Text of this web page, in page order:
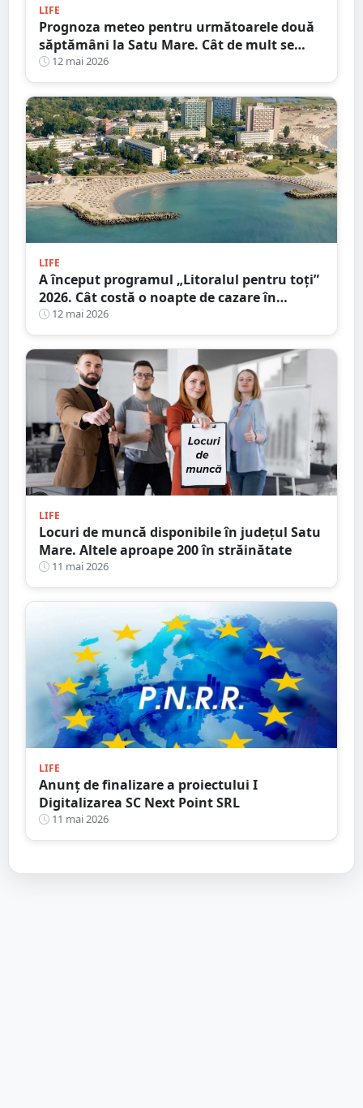
LIFE
Prognoza meteo pentru următoarele două
săptămâni la Satu Mare. Cât de mult se
încălzește vremea
12 mai 2026
LIFE
A început programul „Litoralul pentru toţi”
2026. Cât costă o noapte de cazare în
principalele stațiuni de la Marea Neagră
12 mai 2026
LIFE
Locuri de muncă disponibile în județul Satu
Mare. Altele aproape 200 în străinătate
11 mai 2026
LIFE
Anunț de finalizare a proiectului I
Digitalizarea SC Next Point SRL
11 mai 2026